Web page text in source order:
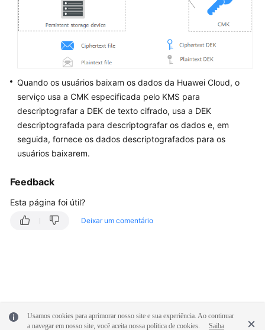
No
momento,
está
disponível
idioma
selecionado.
Consulte
versão
inglês.
Reference
Quando os usuários baixam os dados da Huawei Cloud, o
serviço usa a CMK especificada pelo KMS para
descriptografar a DEK de texto cifrado, usa a DEK
descriptografada para descriptografar os dados e, em
seguida, fornece os dados descriptografados para os
usuários baixarem.
Feedback
Esta página foi útil?
Deixar um comentário
Usamos cookies para aprimorar nosso site e sua experiência. Ao continuar
a navegar em nosso site, você aceita nossa política de cookies.
Saiba